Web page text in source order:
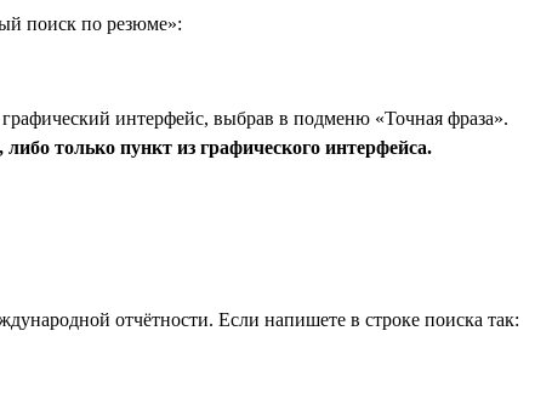
поиск по резюме»:
интерфейс, выбрав в подменю «Точная фраза».
только пункт из графического интерфейса.
отчётности. Если напишете в строке поиска так: